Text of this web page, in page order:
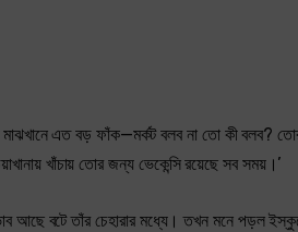
এত বড় ফাঁক—মর্কট বলব না তো কী বলব?
খাঁচায় তোর জন্য ভেকেন্সি রয়েছে সব সময়।’
আছে বটে তাঁর চেহারার মধ্যে। তখন মনে পড়ল